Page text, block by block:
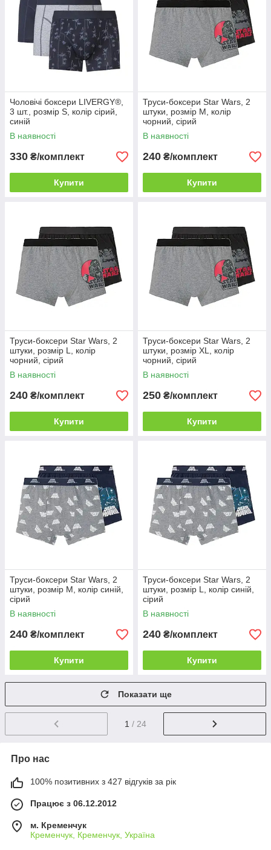
Чоловічі боксери LIVERGY®,
3 шт., розмір S, колір сірий,
синій
В наявності
330 ₴/комплект
Купити
Труси-боксери Star Wars, 2
штуки, розмір M, колір
чорний, сірий
В наявності
240 ₴/комплект
Купити
Труси-боксери Star Wars, 2
штуки, розмір L, колір
чорний, сірий
В наявності
240 ₴/комплект
Купити
Труси-боксери Star Wars, 2
штуки, розмір XL, колір
чорний, сірий
В наявності
250 ₴/комплект
Купити
Труси-боксери Star Wars, 2
штуки, розмір M, колір синій,
сірий
В наявності
240 ₴/комплект
Купити
Труси-боксери Star Wars, 2
штуки, розмір L, колір синій,
сірий
В наявності
240 ₴/комплект
Купити
Показати ще
1 / 24
Про нас
100% позитивних з 427 відгуків за рік
Працює з 06.12.2012
м. Кременчук
Кременчук, Кременчук, Україна